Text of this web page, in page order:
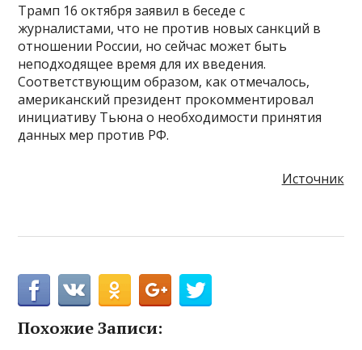
Трамп 16 октября заявил в беседе с
журналистами, что не против новых санкций в
отношении России, но сейчас может быть
неподходящее время для их введения.
Соответствующим образом, как отмечалось,
американский президент прокомментировал
инициативу Тьюна о необходимости принятия
данных мер против РФ.
Источник
Похожие Записи: